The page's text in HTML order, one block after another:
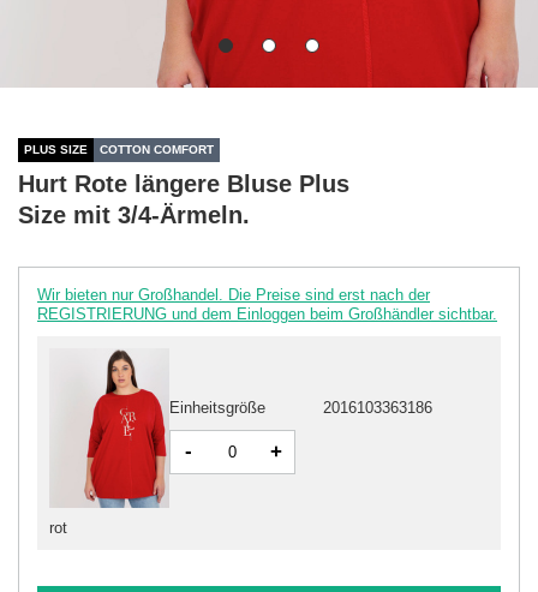
PLUS SIZE COTTON COMFORT
Hurt Rote längere Bluse Plus
Size mit 3/4-Ärmeln.
Wir bieten nur Großhandel. Die Preise sind erst nach der
REGISTRIERUNG und dem Einloggen beim Großhändler sichtbar.
rot
Einheitsgröße 2016103363186
- +